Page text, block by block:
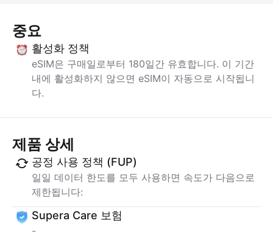
중요
활성화 정책
eSIM은 구매일로부터 180일간 유효합니다. 이 기간
내에 활성화하지 않으면 eSIM이 자동으로 시작됩니
다.
제품 상세
공정 사용 정책 (FUP)
일일 데이터 한도를 모두 사용하면 속도가 다음으로
제한됩니다:
Supera Care 보험
-